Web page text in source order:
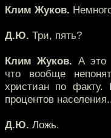
Клим Жуков.
Д.Ю. Три, пять?
Клим Жуков. А это
что вообще
христиан по факту.
процентов
Д.Ю. Ложь.